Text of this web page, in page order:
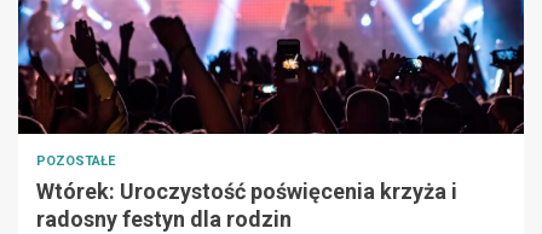
POZOSTAŁE
Wtórek: Uroczystość poświęcenia krzyża i
radosny festyn dla rodzin